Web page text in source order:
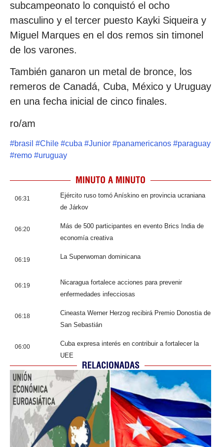
subcampeonato lo conquistó el ocho
masculino y el tercer puesto Kayki Siqueira y
Miguel Marques en el dos remos sin timonel
de los varones.
También ganaron un metal de bronce, los
remeros de Canadá, Cuba, México y Uruguay
en una fecha inicial de cinco finales.
ro/am
#brasil #Chile #cuba #Junior #panamericanos #paraguay
#remo #uruguay
MINUTO A MINUTO
06:31
Ejército ruso tomó Anískino en provincia ucraniana
de Járkov
06:20
Más de 500 participantes en evento Brics India de
economía creativa
06:19 La Superwoman dominicana
06:19
Nicaragua fortalece acciones para prevenir
enfermedades infecciosas
06:18
Cineasta Werner Herzog recibirá Premio Donostia de
San Sebastián
06:00
Cuba expresa interés en contribuir a fortalecer la
UEE
RELACIONADAS